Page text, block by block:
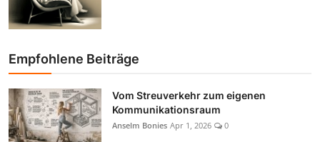
Empfohlene Beiträge
Vom Streuverkehr zum eigenen
Kommunikationsraum
Anselm Bonies Apr 1, 2026 0